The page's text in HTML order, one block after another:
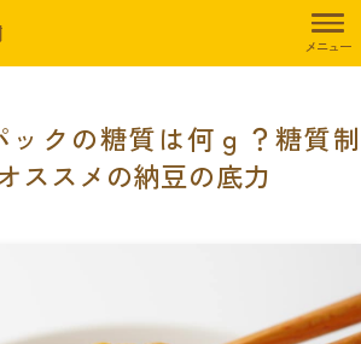
メニュー
のお役立ち情報 納豆1パックの
ックの糖質は何ｇ？糖質制
ススメの納豆の底力